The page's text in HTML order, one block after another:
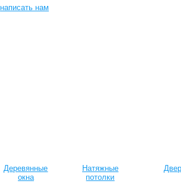
написать нам
Деревянные
окна
Натяжные
потолки